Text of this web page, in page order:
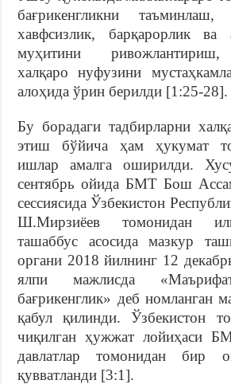
бағрикенгликни таъминлаш,
хавфсизлик, барқарорлик
муҳитини
халқаро нуфузини
алоҳида ўрин берилди [1:25-28].
Бу борадаги тадбирларни
этиш бўйича ҳам ҳукумат
ишлар амалга оширилди.
сентябрь ойида БМТ Бош
сессиясида Ўзбекистон
Ш.Мирзиёев томонидан
ташаббус асосида мазкур
органи 2018 йилнинг 12
ялпи мажлисда
бағрикенглик» деб номланган
қабул қилинди. Ўзбекистон
чиқилган ҳужжат лойиҳаси
давлатлар томонидан бир
қувватланди [3:1].